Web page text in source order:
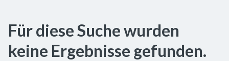
Für diese Suche wurden
keine Ergebnisse gefunden.